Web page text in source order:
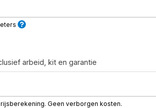
arbeid, kit en garantie
Geen verborgen kosten.